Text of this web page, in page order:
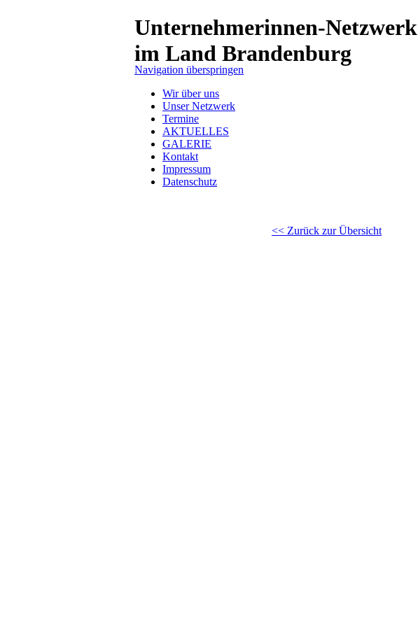
Unternehmerinnen-Netzwerk
im Land Brandenburg
Navigation überspringen
Wir über uns
Unser Netzwerk
Termine
AKTUELLES
GALERIE
Kontakt
Impressum
Datenschutz
<< Zurück zur Übersicht